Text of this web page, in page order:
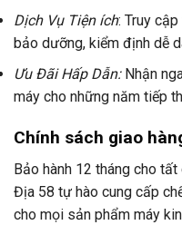
Dịch Vụ Tiện ích: Truy
bảo dưỡng, kiểm định dễ
Ưu Đãi Hấp Dẫn:Nhận
máy cho những năm tiếp
Chính sách giao
Bảo hành 12 tháng cho
Địa 58 tự hào cung cấp
cho mọi sản phẩm máy